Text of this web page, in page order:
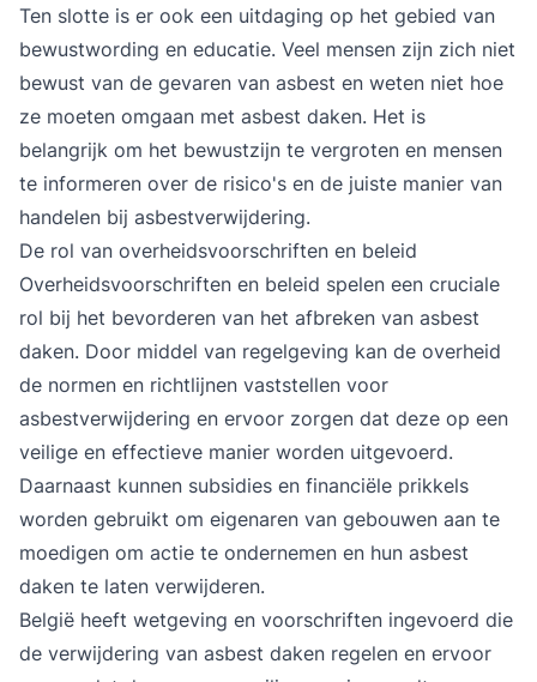
Ten slotte is er ook een uitdaging op het gebied van
bewustwording en educatie. Veel mensen zijn zich niet
bewust van de gevaren van asbest en weten niet hoe
ze moeten omgaan met asbest daken. Het is
belangrijk om het bewustzijn te vergroten en mensen
te informeren over de risico's en de juiste manier van
handelen bij asbestverwijdering.
De rol van overheidsvoorschriften en beleid
Overheidsvoorschriften en beleid spelen een cruciale
rol bij het bevorderen van het afbreken van asbest
daken. Door middel van regelgeving kan de overheid
de normen en richtlijnen vaststellen voor
asbestverwijdering en ervoor zorgen dat deze op een
veilige en effectieve manier worden uitgevoerd.
Daarnaast kunnen subsidies en financiële prikkels
worden gebruikt om eigenaren van gebouwen aan te
moedigen om actie te ondernemen en hun asbest
daken te laten verwijderen.
België heeft wetgeving en voorschriften ingevoerd die
de verwijdering van asbest daken regelen en ervoor